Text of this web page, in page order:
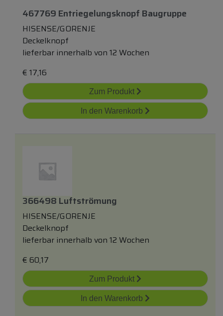
467769 Entriegelungsknopf Baugruppe
HISENSE/GORENJE
Deckelknopf
lieferbar innerhalb von 12 Wochen
€ 17,16
Zum Produkt
In den Warenkorb
366498 Luftströmung
HISENSE/GORENJE
Deckelknopf
lieferbar innerhalb von 12 Wochen
€ 60,17
Zum Produkt
In den Warenkorb